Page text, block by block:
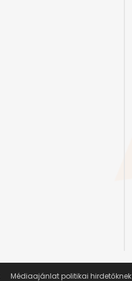
Médiaajánlat politikai hirdetőknek